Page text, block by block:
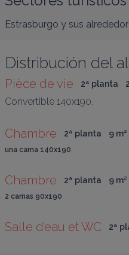
Estrasburgo y sus
Distribución del
Pièce de vie 2ª planta
Convertible 140x190.
Chambre 2ª planta 9 m²
una cama 140x190
Chambre 2ª planta 9 m²
2 camas 90x190
Salle d’eau et WC 2ª